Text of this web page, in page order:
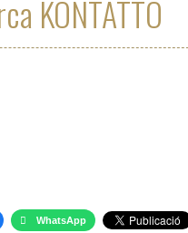
KONTATTO
WhatsApp